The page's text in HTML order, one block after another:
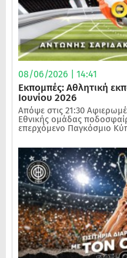
08/06/2026 | 14:41
Εκπομπές: Αθλητική
Ιουνίου 2026
Απόψε στις 21:30
Εθνικής ομάδας
επερχόμενο Παγκόσμιο